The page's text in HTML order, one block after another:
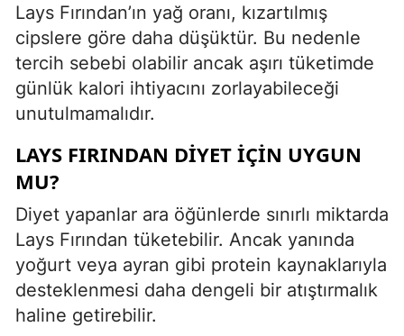
Lays Fırından’ın yağ oranı, kızartılmış
cipslere göre daha düşüktür. Bu nedenle
tercih sebebi olabilir ancak aşırı tüketimde
günlük kalori ihtiyacını zorlayabileceği
unutulmamalıdır.
LAYS FIRINDAN DIYET İÇIN UYGUN
MU?
Diyet yapanlar ara öğünlerde sınırlı miktarda
Lays Fırından tüketebilir. Ancak yanında
yoğurt veya ayran gibi protein kaynaklarıyla
desteklenmesi daha dengeli bir atıştırmalık
haline getirebilir.